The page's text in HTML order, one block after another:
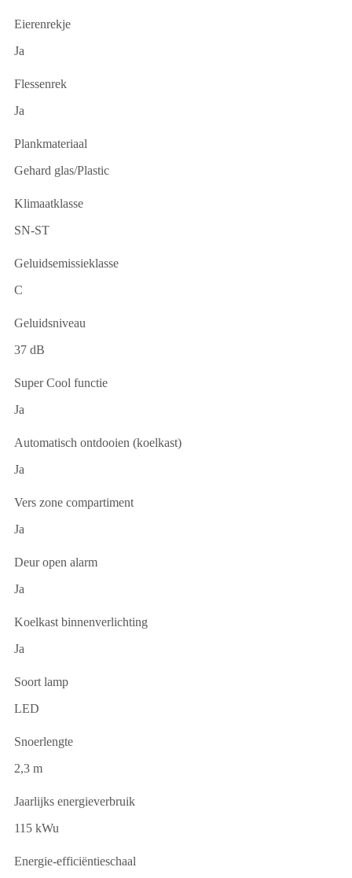
Eierenrekje
Ja
Flessenrek
Ja
Plankmateriaal
Gehard glas/Plastic
Klimaatklasse
SN-ST
Geluidsemissieklasse
C
Geluidsniveau
37 dB
Super Cool functie
Ja
Automatisch ontdooien (koelkast)
Ja
Vers zone compartiment
Ja
Deur open alarm
Ja
Koelkast binnenverlichting
Ja
Soort lamp
LED
Snoerlengte
2,3 m
Jaarlijks energieverbruik
115 kWu
Energie-efficiëntieschaal